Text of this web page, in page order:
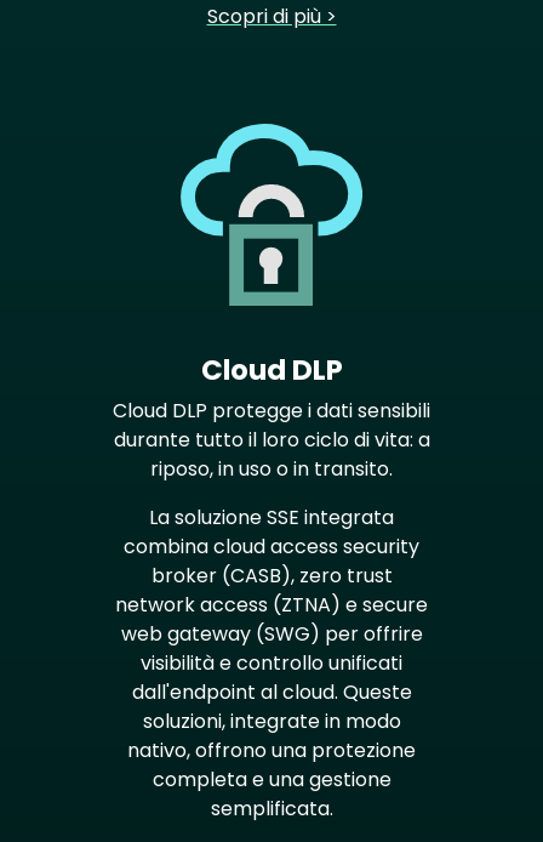
Scopri di più >
Cloud DLP
Cloud DLP protegge i dati sensibili
durante tutto il loro ciclo di vita: a
riposo, in uso o in transito.
La soluzione SSE integrata
combina cloud access security
broker (CASB), zero trust
network access (ZTNA) e secure
web gateway (SWG) per offrire
visibilità e controllo unificati
dall'endpoint al cloud. Queste
soluzioni, integrate in modo
nativo, offrono una protezione
completa e una gestione
semplificata.